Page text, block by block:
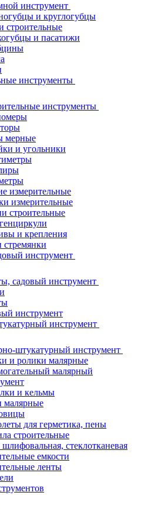
инструмент
и круглогубцы
строительные
и пасатижи
инструменты
инструменты
мерные
и угольники
измерительные
измерительные
строительные
и крепления
инструмент
садовый инструмент
инструмент
инструмент
штукатурный инструмент
и ролики малярные
малярный
и кельмы
малярные
для герметика, пены
строительные
шлифовальная, стеклотканевая
емкости
ленты